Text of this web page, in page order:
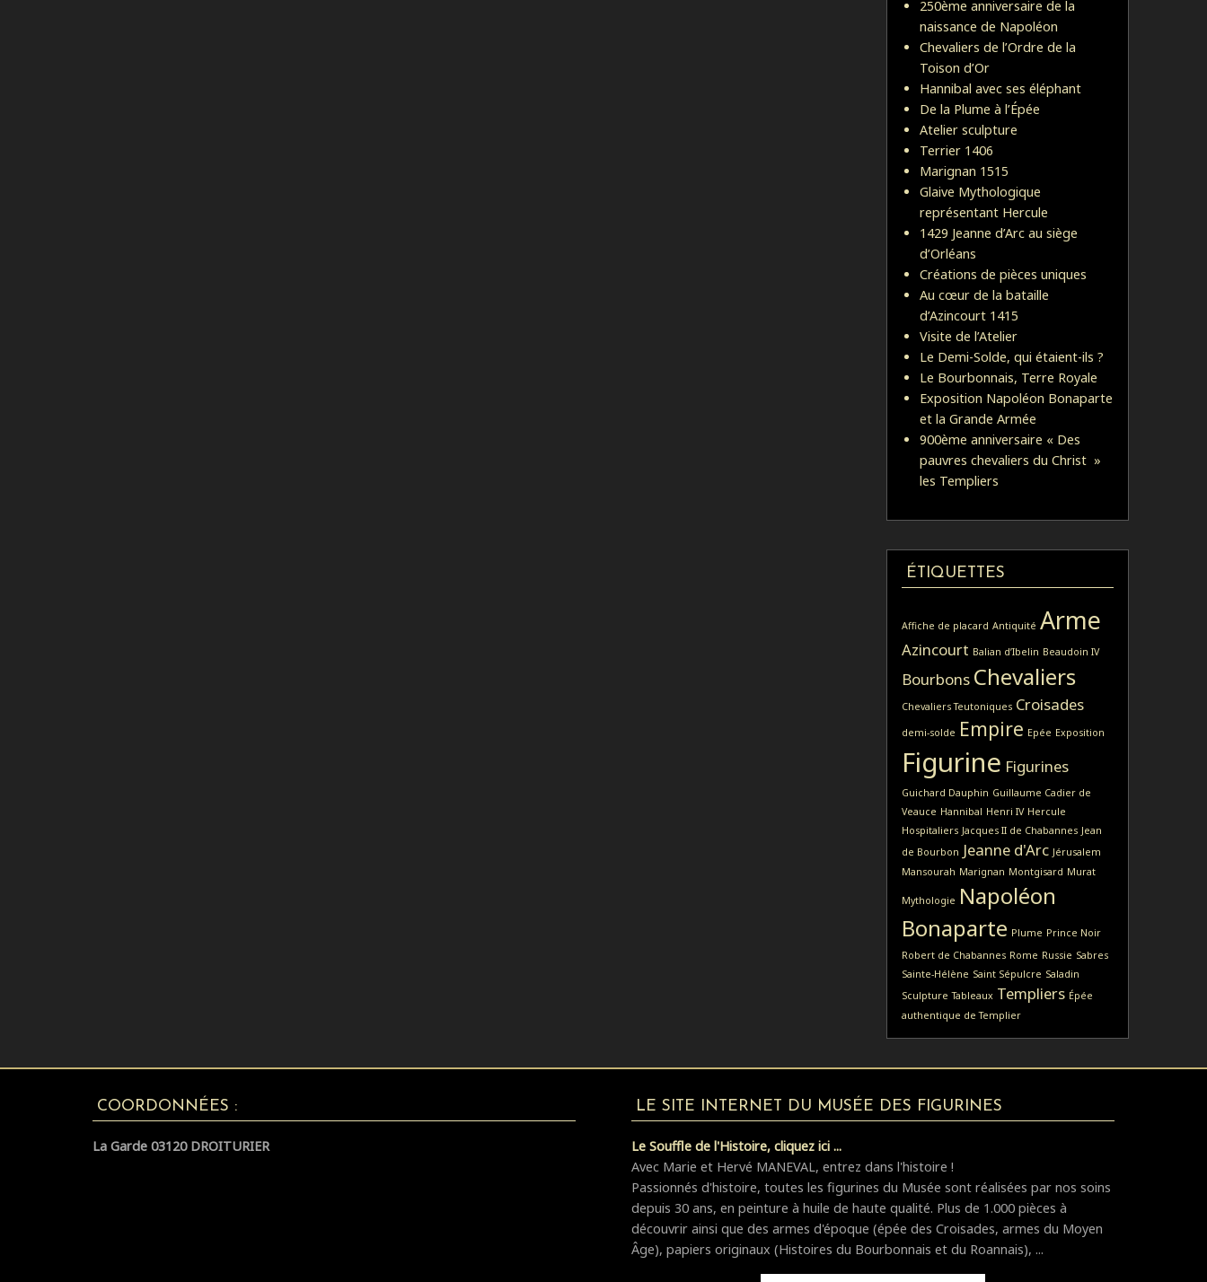
250ème anniversaire de la
naissance de Napoléon
Chevaliers de l’Ordre de la
Toison d’Or
Hannibal avec ses éléphant
De la Plume à l’Épée
Atelier sculpture
Terrier 1406
Marignan 1515
Glaive Mythologique
représentant Hercule
1429 Jeanne d’Arc au siège
d’Orléans
Créations de pièces uniques
Au cœur de la bataille
d’Azincourt 1415
Visite de l’Atelier
Le Demi-Solde, qui étaient-ils ?
Le Bourbonnais, Terre Royale
Exposition Napoléon Bonaparte
et la Grande Armée
900ème anniversaire « Des
pauvres chevaliers du Christ »
les Templiers
ÉTIQUETTES
Affiche de placard Antiquité Arme
Azincourt Balian d’Ibelin Beaudoin IV
Bourbons Chevaliers
Chevaliers Teutoniques Croisades
demi-solde Empire Epée Exposition
Figurine Figurines
Guichard Dauphin Guillaume Cadier de
Veauce Hannibal Henri IV Hercule
Hospitaliers Jacques II de Chabannes Jean
de Bourbon Jeanne d'Arc Jérusalem
Mansourah Marignan Montgisard Murat
Mythologie Napoléon
Bonaparte Plume Prince Noir
Robert de Chabannes Rome Russie Sabres
Sainte-Hélène Saint Sépulcre Saladin
Sculpture Tableaux Templiers Épée
authentique de Templier
COORDONNÉES :
La Garde 03120 DROITURIER
LE SITE INTERNET DU MUSÉE DES FIGURINES
Le Souffle de l'Histoire, cliquez ici ...
Avec Marie et Hervé MANEVAL, entrez dans l'histoire !
Passionnés d'histoire, toutes les figurines du Musée sont réalisées par nos soins
depuis 30 ans, en peinture à huile de haute qualité. Plus de 1.000 pièces à
découvrir ainsi que des armes d'époque (épée des Croisades, armes du Moyen
Âge), papiers originaux (Histoires du Bourbonnais et du Roannais), ...